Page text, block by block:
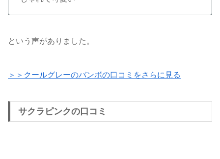
という声がありました。
＞＞クールグレーのバンボの口コミをさらに見る
サクラピンクの口コミ